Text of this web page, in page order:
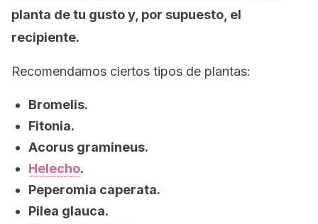
planta de tu gusto y, por supuesto, el
recipiente.
Recomendamos ciertos tipos de plantas:
Bromelis.
Fitonia.
Acorus gramineus.
Helecho.
Peperomia caperata.
Pilea glauca.